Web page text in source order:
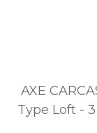
AXE
Type Loft -